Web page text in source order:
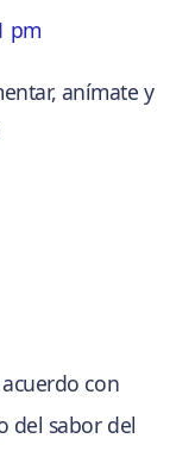
pm
anímate y
con
del sabor del